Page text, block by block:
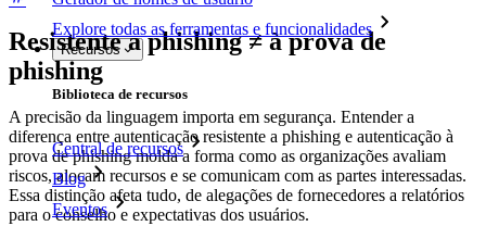
Explore todas as ferramentas e funcionalidades
Recursos
Biblioteca de recursos
Central de recursos
Blog
Eventos
Resistente a phishing ≠ à prova de
phishing
A precisão da linguagem importa em segurança. Entender a
diferença entre autenticação resistente a phishing e autenticação à
prova de phishing molda a forma como as organizações avaliam
riscos, alocam recursos e se comunicam com as partes interessadas.
Essa distinção afeta tudo, de alegações de fornecedores a relatórios
para o conselho e expectativas dos usuários.